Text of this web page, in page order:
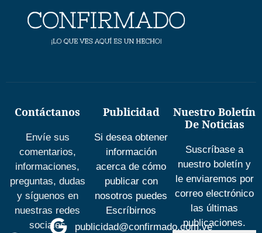
Contáctanos
Envíe sus
comentarios,
informaciones,
preguntas, dudas
y síguenos en
nuestras redes
sociales
Publicidad
Si desea obtener
información
acerca de cómo
publicar con
nosotros puedes
Escríbirnos
publicidad@confirmado.com.ve
Nuestro Boletín
De Noticias
Suscríbase a
nuestro boletín y
le enviaremos por
correo electrónico
las últimas
publicaciones.